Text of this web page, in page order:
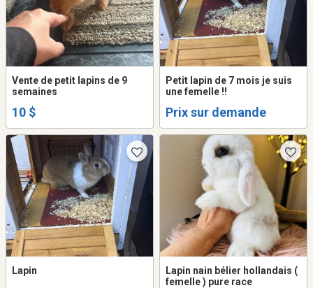
Vente de petit lapins de 9
semaines
10 $
Petit lapin de 7 mois je suis
une femelle !!
Prix sur demande
Lapin
Lapin nain bélier hollandais (
femelle ) pure race